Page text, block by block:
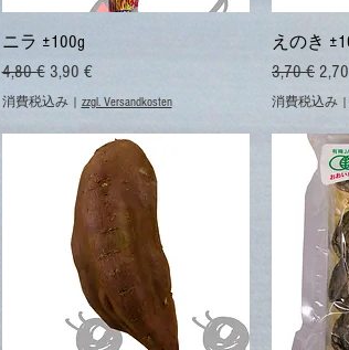
クイックビュー
ニラ ±100g
通常価格
4,80 € セール価格
3,90 €
消費税込み| zzgl. Versandkosten
えのき
通常価格
3,70 € セ
消費税込み |